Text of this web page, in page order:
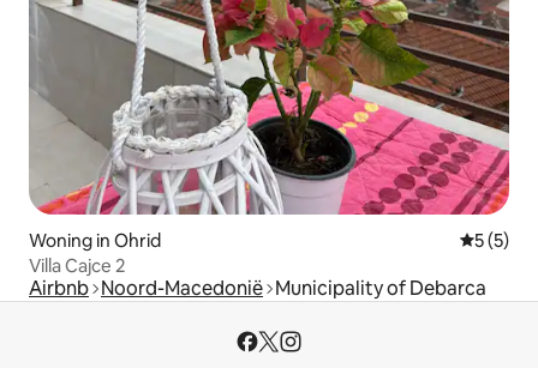
Woning in Ohrid
5 (5)
Villa Cajce 2
Airbnb Noord-Macedonië Municipality of Debarca